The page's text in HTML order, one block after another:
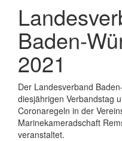
Baden-
2021
Der Landesverband
diesjährigen Verbandstag
Coronaregeln in der
Marinekameradschaft
veranstaltet.